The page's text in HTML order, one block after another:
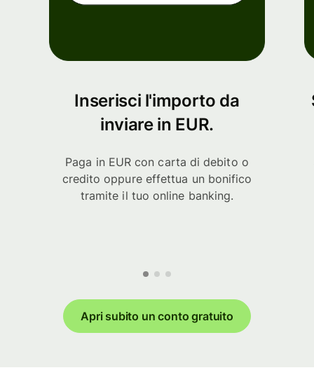
Inserisci l'importo da
inviare in EUR.
Paga in EUR con carta di debito o
credito oppure effettua un bonifico
tramite il tuo online banking.
Apri subito un conto gratuito